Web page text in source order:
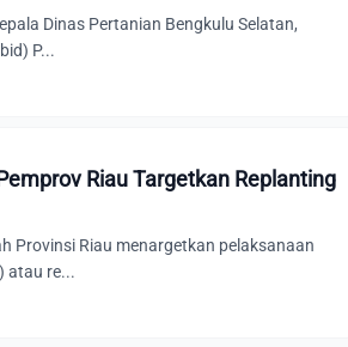
Dinas Pertanian Bengkulu Selatan,
P...
Riau Targetkan Replanting
Provinsi Riau menargetkan pelaksanaan
atau re...